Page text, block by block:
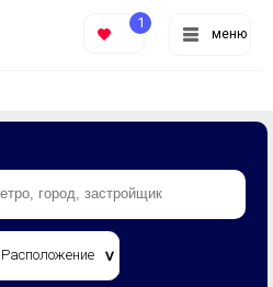
меню
1
Расположение